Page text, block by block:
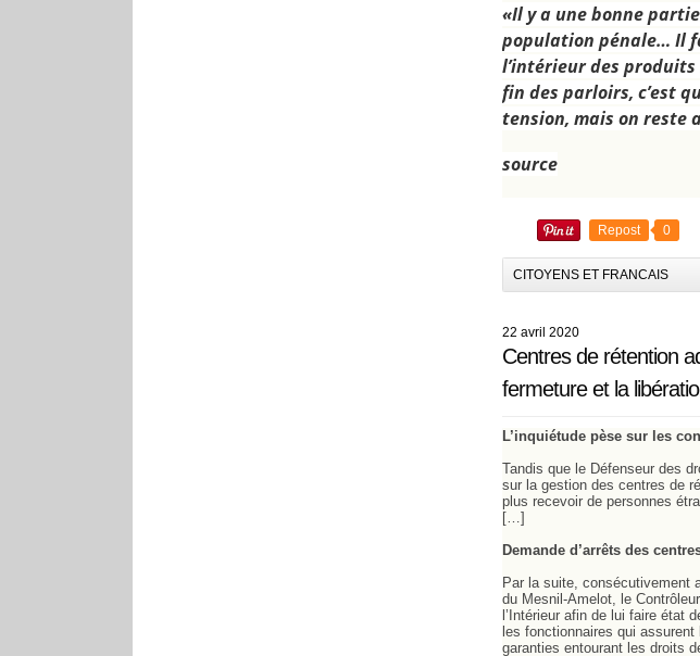
«Il y a une bonne
population pénale… Il
l’intérieur des
fin des parloirs, c’est
tension, mais on reste
source
Repost 0
CITOYENS ET FRANCAIS
22 avril 2020
Centres de rétention
fermeture et la
L’inquiétude pèse sur les
Tandis que le Défenseur des
sur la gestion des centres de
plus recevoir de personnes
[…]
Demande d’arrêts des
Par la suite, consécutivement
du Mesnil-Amelot, le
l’Intérieur afin de lui faire état
les fonctionnaires qui
garanties entourant les droits